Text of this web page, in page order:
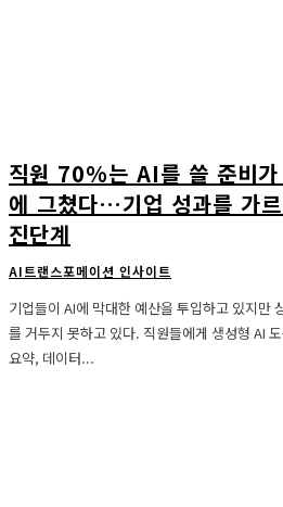
직원 70%는 AI를 쓸 준비
에 그쳤다…기업 성과를 가
진단계
AI트랜스포메이션 인사이트
기업들이 AI에 막대한 예산을 투입하고 있지만
를 거두지 못하고 있다. 직원들에게 생성형 AI
요약, 데이터...